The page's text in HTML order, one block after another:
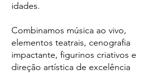
idades.
Combinamos música ao vivo,
elementos teatrais, cenografia
impactante, figurinos criativos e
direção artística de excelência